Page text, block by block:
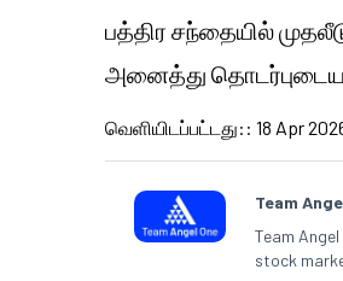
பத்திர சந்தையில்
அனைத்து
வெளியிடப்பட்டது: : 18 Apr
Team
Team
stock